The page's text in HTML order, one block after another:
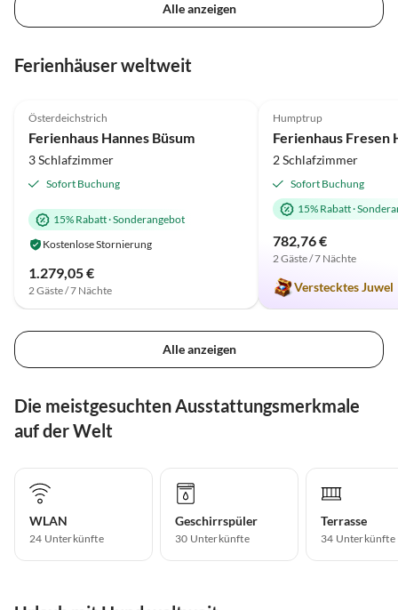
Alle anzeigen
Ferienhäuser weltweit
Österdeichstrich
Ferienhaus Hannes Büsum
3 Schlafzimmer
Sofort Buchung
15% Rabatt·Sonderangebot
Kostenlose Stornierung
1.279,05 €
2 Gäste / 7 Nächte
Humptrup
Ferienhaus Fresen
2 Schlafzimmer
Sofort Buchung
15% Rabatt·
782,76 €
2 Gäste / 7 Nächte
Verstecktes Juwel
Alle anzeigen
Die meistgesuchten Ausstattungsmerkmale
auf der Welt
WLAN
24 Unterkünfte
Geschirrspüler
30 Unterkünfte
Terrasse
34 Unterkünfte